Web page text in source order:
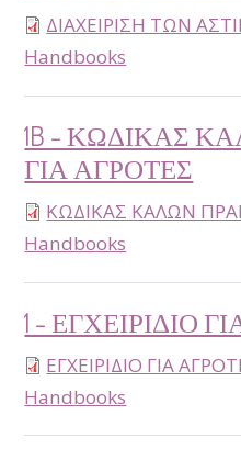
ΔΙΑΧΕΙΡΙΣΗ ΤΩΝ
type
Handbooks
1B - ΚΩΔΙΚΑΣ
ΓΙΑ ΑΓΡΟΤΕΣ
ΚΩΔΙΚΑΣ ΚΑΛΩΝ
type
Handbooks
1 - ΕΓΧΕΙΡΙΔΙΟ
ΕΓΧΕΙΡΙΔΙΟ ΓΙΑ
type
Handbooks